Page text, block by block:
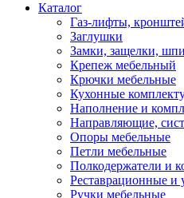
Каталог
Газ-лифты,
Заглушки
Замки, защелки,
Крепеж мебельный
Крючки мебельные
Кухонные
Наполнение и
Направляющие,
Опоры мебельные
Петли мебельные
Полкодержатели и
Реставрационные и
Ручки мебельные